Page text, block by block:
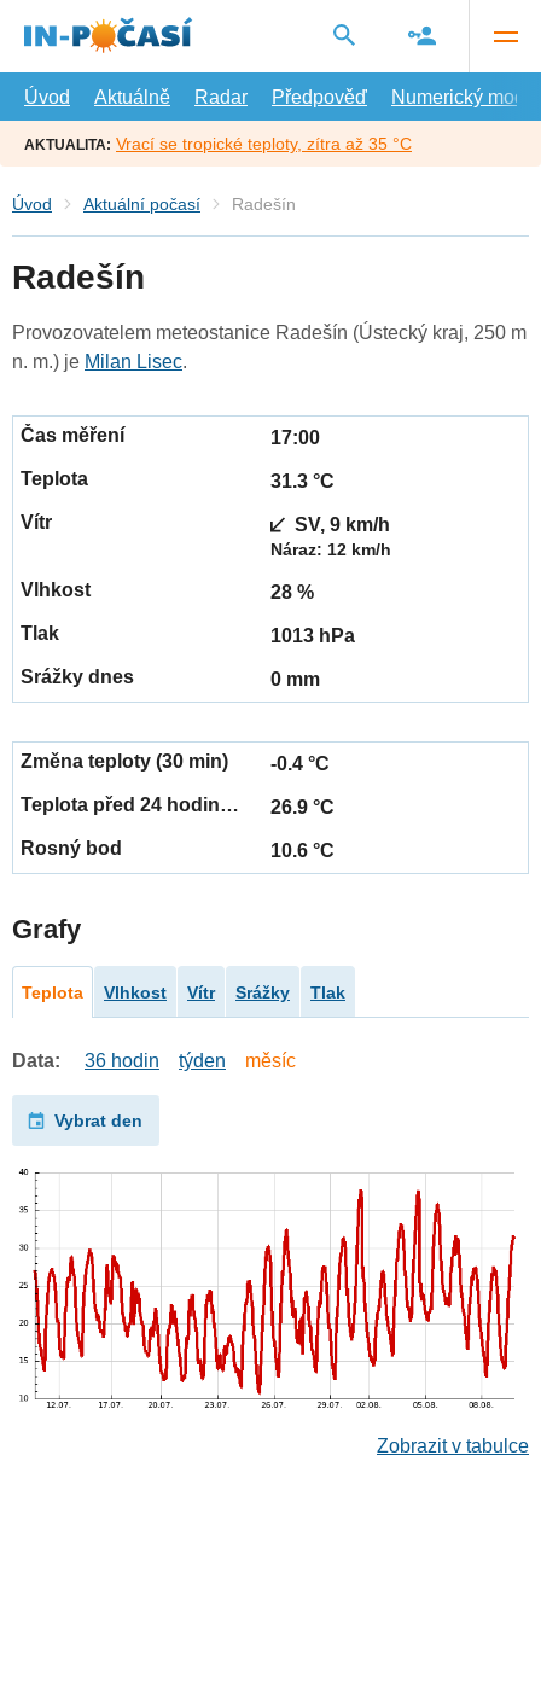
hlavní
Úvod
Aktuálně Radar Předpověď Numerický model
AKTUALITA: Vrací se tropické teploty, zítra až 35 °C
Úvod Aktuální počasí Radešín
Radešín
Provozovatelem meteostanice Radešín (Ústecký kraj, 250 m
n. m.) je Milan Lisec.
17:00
31.3 °C
SV, 9 km/h
Náraz: 12 km/h
28 %
1013 hPa
0 mm
-0.4 °C
26.9 °C
10.6 °C
Grafy
Teplota Vlhkost Vítr Srážky Tlak
Data: 36 hodin týden měsíc
Vybrat den
Zobrazit v tabulce